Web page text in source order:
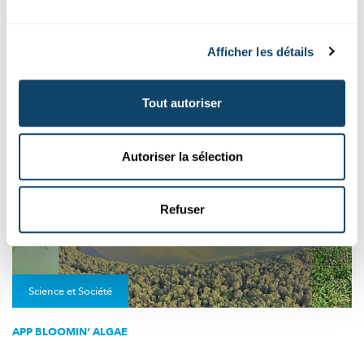
Afficher les détails
Tout autoriser
Autoriser la sélection
Refuser
Science et Société
APP BLOOMIN‘ ALGAE